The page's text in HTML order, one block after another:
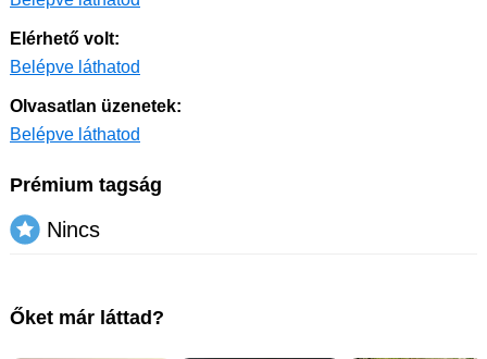
Elérhető volt:
Belépve láthatod
Olvasatlan üzenetek:
Belépve láthatod
Prémium tagság
Nincs
Őket már láttad?